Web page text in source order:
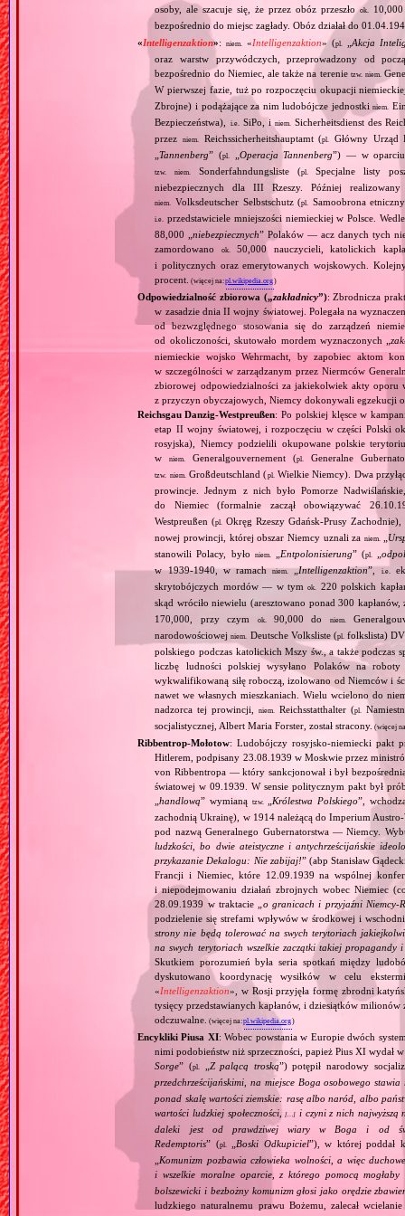
osoby, ale szacuje się, że przez obóz przeszłook.
bezpośrednio do miejsc zagłady. Obóz działał do
«Intelligenzaktion»: niem. «Intelligenzaktion» (pl. „Akcja
oraz warstw przywódczych, przeprowadzony od
bezpośrednio do Niemiec, ale także na terenie tzw. niem.
W pierwszej fazie, tuż po rozpoczęciu okupacji
Zbrojne) i podążające za nim ludobójcze jednostkiniem.
Bezpieczeństwa),
i.e. SiPo, i niem. Sicherheitsdienst des
przezniem. Reichssicherheitshauptamt (pl.
Główny Urząd
„Tannenberg” (pl. Operacja Tannenberg”) — w oparciu
tzw. niem. Sonderfahndungsliste (pl.
Specjalne listy
niebezpiecznych dla III Rzeszy. Później
niem. Volksdeutscher Selbstschutz (pl. Samoobrona
i.e. przedstawiciele mniejszości niemieckiej w Polsce.
88,000 „niebezpiecznych” Polaków — acz danych tych
zamordowano
ok.
50,000 nauczycieli, katolickich
i politycznych oraz emerytowanych wojskowych.
procent. (więcej na:pl.wikipedia.org)
Odpowiedzialność zbiorowa („zakładnicy”): Zbrodnicza
w zasadzie dnia II wojny światowej. Polegała na
od bezwzględnego stosowania się do zarządzeń
od okoliczoności, skutowało mordem wyznaczonych „
niemieckie wojsko Wehrmacht, by zapobiec aktom
w szczególności w zarządzanym przez Niermców
zbiorowej odpowiedzialności za jakiekolwiek akty oporu
z przyczyn obyczajowych, Niemcy dokonywali egzekucji
Reichsgau Danzig‐Westpreußen: Po polskiej klęsce w
etap II wojny światowej, i rozpoczęciu w części Polski
rosyjska), Niemcy podzielili okupowane polskie
wniem. Generalgouvernement (pl. Generalne
tzw. niem. Großdeutschland (pl. Wielkie Niemcy). Dwa
prowincje. Jednym z nich było Pomorze
do Niemiec (formalnie zaczął obowiązywać
Westpreußen (pl. Okręg Rzeszy Gdańsk‐Prusy
nowej prowincji, której obszar Niemcy uznali za niem.
stanowili Polacy, było
niem. Entpolonisierung” (pl.
w 1939‐1940, w ramachniem.„Intelligenzaktion”,i.e.
skrytobójczych mordów — w tymok. 220 polskich
skąd wróciło niewielu (aresztowano ponad 300
170,000, przy czym
ok. 90,000 do niem.
narodowościowejniem. Deutsche Volksliste (pl. folkslista)
polskiego podczas katolickich Mszy św., a także podczas
liczbę ludności polskiej wysyłano Polaków na
wykwalifikowaną siłę roboczą, izolowano od Niemców i
nawet we własnych mieszkaniach. Wielu wcielono do
nadzorca tej prowincji,niem. Reichsstatthalter (pl.
socjalistycznej, Albert Maria Forster, został stracony. (więcej
Ribbentrop‐Mołotow: Ludobójczy rosyjsko‐niemiecki pakt
Hitlerem, podpisany 23.08.1939 w Moskwie przez
von Ribbentropa — który sankcjonował i był
światowej w 09.1939. W sensie politycznym pakt był
„handlową” wymianą tzw. Królestwa Polskiego”,
zachodnią Ukrainę), w 1914 należącą do Imperium
pod nazwą Generalnego Gubernatorstwa — Niemcy.
ludzkości, bo dwie ateistyczne i antychrześcijańskie
przykazanie Dekalogu: Nie zabijaj!” (abp Stanisław
Francji i Niemiec, które 12.09.1939 na wspólnej
i niepodejmowaniu działań zbrojnych wobec Niemiec
28.09.1939 w traktacie „ o granicach i przyjaźni
podzielenie się strefami wpływów w środkowej i
strony nie będą tolerować na swych terytoriach
na swych terytoriach wszelkie zaczątki takiej
Skutkiem porozumień była seria spotkań między
dyskutowano koordynację wysiłków w celu
«Intelligenzaktion», w Rosji przyjęła formę zbrodni
tysięcy przedstawianych kapłanów, i dziesiątków
odczuwalne. (więcej na:pl.wikipedia.org)
Encykliki Piusa XI: Wobec powstania w Europie dwóch
nimi podobieństw niż sprzeczności, papież Pius XI
Sorge” (pl. Z palącą troską”) potępił narodowy
przedchrześcijańskimi, na miejsce Boga osobowego
ponad skalę wartości ziemskie: rasę albo naród, albo
wartości ludzkiej społeczności,[…] i czyni z nich najwyższą
daleki jest od prawdziwej wiary w Boga i od
Redemptoris” (pl. Boski Odkupiciel”), w której poddał
Komunizm pozbawia człowieka wolności, a więc
i wszelkie moralne oparcie, z którego pomocą
bolszewicki i bezbożny komunizm głosi jako orędzie
ludzkiego naturalnemu prawu Bożemu, zalecał